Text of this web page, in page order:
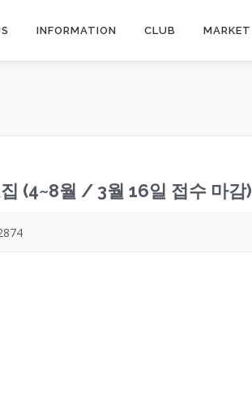
INFORMATION CLUB MARKET
(4~8월 / 3월 16일 접수 마감)